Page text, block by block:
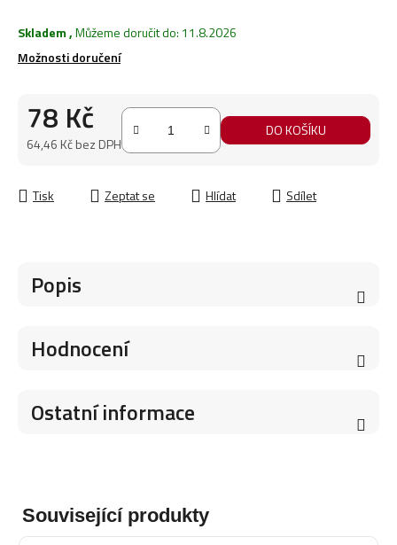
Skladem,Můžeme doručit do: 11.8.2026
Možnosti doručení
78 Kč
64,46 Kč bez DPH
DO KOŠÍKU
Tisk Zeptat se Hlídat Sdílet
Popis
Hodnocení
Ostatní informace
Související produkty